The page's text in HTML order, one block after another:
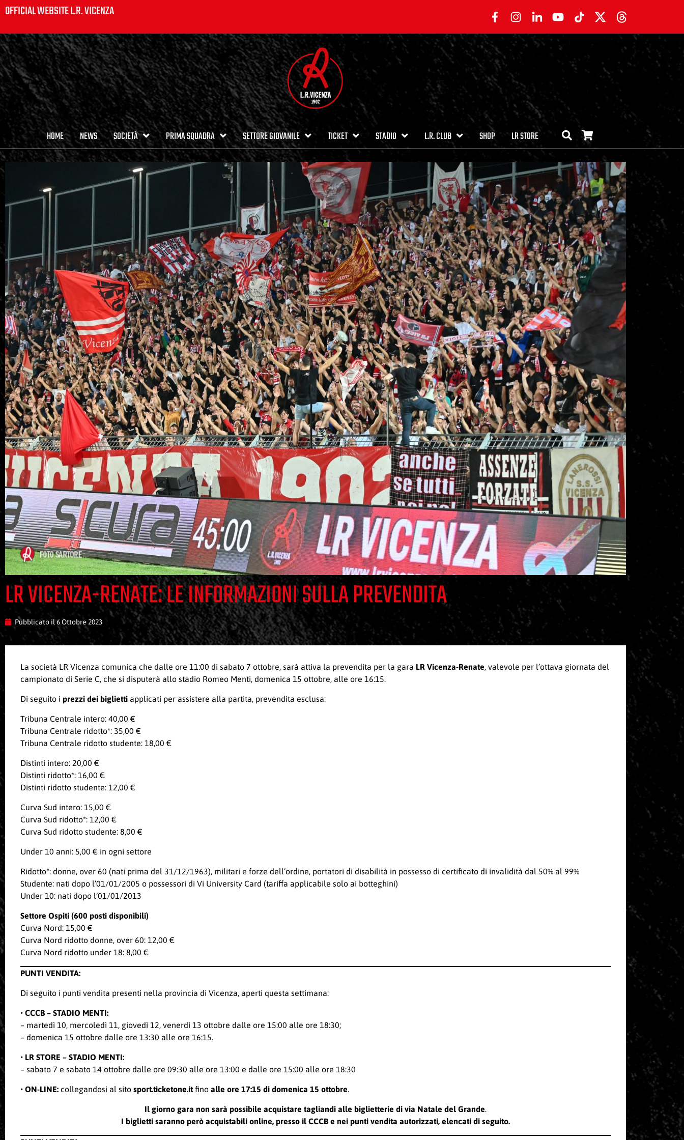
OFFICIAL WEBSITE L.R. VICENZA
HOME NEWS SOCIETÀ PRIMA SQUADRA SETTORE GIOVANILE TICKET STADIO L.R. CLUB SHOP LR STORE
LR VICENZA-RENATE: LE INFORMAZIONI SULLA PREVENDITA
Pubblicato il6 Ottobre 2023
La società LR Vicenza comunica che dalle ore 11:00 di sabato 7 ottobre, sarà attiva la prevendita per la gara LR Vicenza-Renate, valevole per l’ottava giornata del
campionato di Serie C, che si disputerà allo stadio Romeo Menti, domenica 15 ottobre, alle ore 16:15.
Di seguito i prezzi dei biglietti applicati per assistere alla partita, prevendita esclusa:
Tribuna Centrale intero: 40,00 €
Tribuna Centrale ridotto*: 35,00 €
Tribuna Centrale ridotto studente: 18,00 €
Distinti intero: 20,00 €
Distinti ridotto*: 16,00 €
Distinti ridotto studente: 12,00 €
Curva Sud intero: 15,00 €
Curva Sud ridotto*: 12,00 €
Curva Sud ridotto studente: 8,00 €
Under 10 anni: 5,00 € in ogni settore
Ridotto*: donne, over 60 (nati prima del 31/12/1963), militari e forze dell’ordine, portatori di disabilità in possesso di certificato di invalidità dal 50% al 99%
Studente: nati dopo l’01/01/2005 o possessori di Vi University Card (tariffa applicabile solo ai botteghini)
Under 10: nati dopo l’01/01/2013
Settore Ospiti (600 posti disponibili)
Curva Nord: 15,00 €
Curva Nord ridotto donne, over 60: 12,00 €
Curva Nord ridotto under 18: 8,00 €
PUNTI VENDITA:
Di seguito i punti vendita presenti nella provincia di Vicenza, aperti questa settimana:
• CCCB – STADIO MENTI:
– martedì 10, mercoledì 11, giovedì 12, venerdì 13 ottobre dalle ore 15:00 alle ore 18:30;
– domenica 15 ottobre dalle ore 13:30 alle ore 16:15.
• LR STORE – STADIO MENTI:
– sabato 7 e sabato 14 ottobre dalle ore 09:30 alle ore 13:00 e dalle ore 15:00 alle ore 18:30
• ON-LINE: collegandosi al sito sport.ticketone.itfino alle ore 17:15 di domenica 15 ottobre.
Il giorno gara non sarà possibile acquistare tagliandi alle biglietterie di via Natale del Grande.
I biglietti saranno però acquistabili online, presso il CCCB e nei punti vendita autorizzati, elencati di seguito.